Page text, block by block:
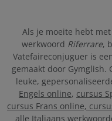
Als je moeite hebt
werkwoord Riferrare,
Vatefaireconjuguer is
gemaakt door Gymglish.
leuke,
Engels online, cursus
cursus Frans online,
alle Italiaans